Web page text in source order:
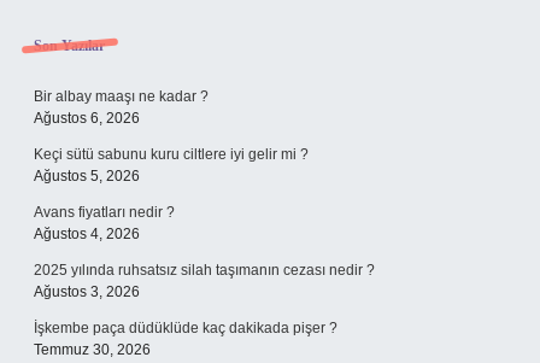
Sidebar
Son Yazılar
Bir albay maaşı ne kadar ?
Ağustos 6, 2026
Keçi sütü sabunu kuru ciltlere iyi gelir mi ?
Ağustos 5, 2026
Avans fiyatları nedir ?
Ağustos 4, 2026
2025 yılında ruhsatsız silah taşımanın cezası nedir ?
Ağustos 3, 2026
İşkembe paça düdüklüde kaç dakikada pişer ?
Temmuz 30, 2026